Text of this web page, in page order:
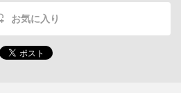
お気に入り